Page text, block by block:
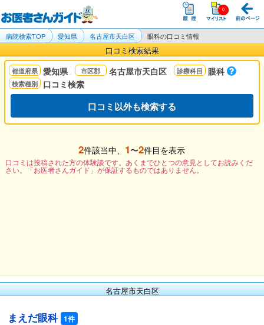
病院検索TOP 愛知県 名古屋市天白区 眼科の口コミ情報
口コミ検索結果
愛知県 名古屋市天白区
眼科
口コミ検索
口コミ以外も検索する
2件該当中、 1〜2件目を表示
口コミは投稿された方の体験談です。あくまでひとつの意見としてお読みくだ
さい。「お医者さんガイド」が保証するものではありません。
名古屋市天白区
まえだ眼科 1件